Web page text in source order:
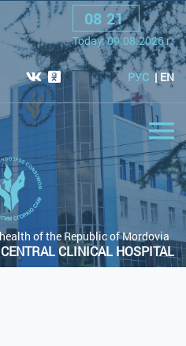
Black scheme
08:21
Today:09.08.2026г.
РУС EN
of the Republic of Mordovia
CLINICAL HOSPITAL